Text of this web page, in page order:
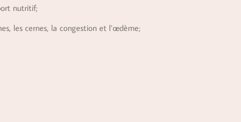
nutritif;
les cernes, la congestion et l’œdème;